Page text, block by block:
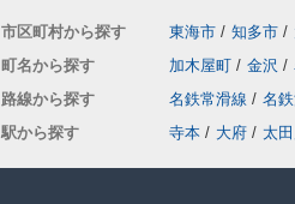
市区町村から探す 東海市 / 知多市 /
町名から探す
加木屋町 / 金沢 /
路線から探す
名鉄常滑線 / 名
駅から探す
寺本 / 大府 / 太田